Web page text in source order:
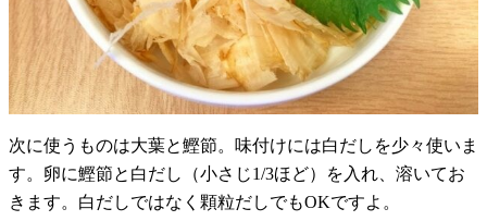
次に使うものは大葉と鰹節。味付けには白だしを少々使いま
す。卵に鰹節と白だし（小さじ1/3ほど）を入れ、溶いてお
きます。白だしではなく顆粒だしでもOKですよ。